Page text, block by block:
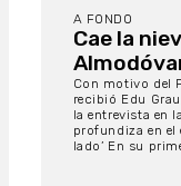
A FONDO
Cae la
Con motivo del
recibió Edu
la entrevista en
profundiza en el
lado’ En su